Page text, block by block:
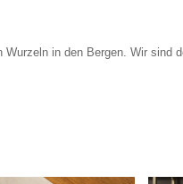
in den Bergen. Wir sind